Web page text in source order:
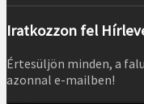
Iratkozzon fel
Értesüljön minden, a
azonnal e-mailben!